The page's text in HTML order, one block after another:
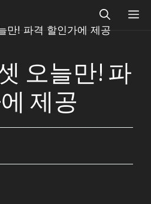
오늘만! 파
제공